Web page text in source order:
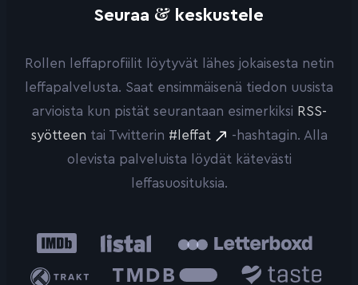
Seuraa & keskustele
Rollen leffaprofiilit löytyvät lähes jokaisesta netin
leffapalvelusta. Saat ensimmäisenä tiedon uusista
arvioista kun pistät seurantaan esimerkiksi RSS-
syötteen tai Twitterin #leffat
-hashtagin. Alla
olevista palveluista löydät kätevästi
leffasuosituksia.
IMDb Listal